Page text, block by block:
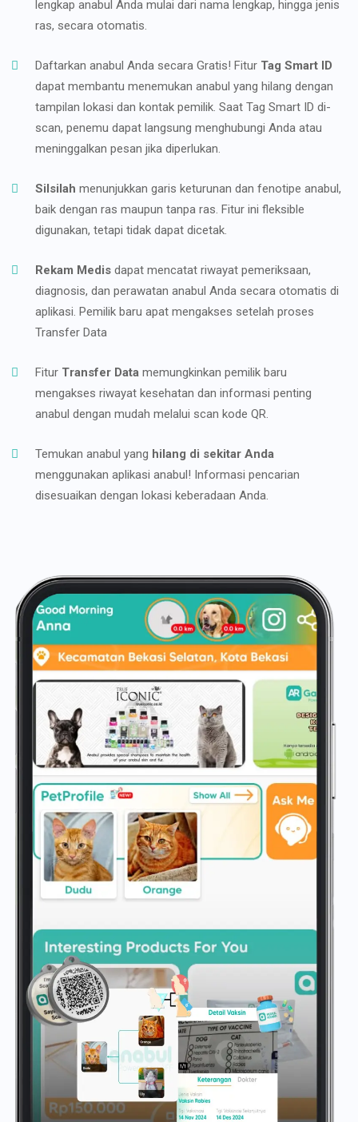
lengkap anabul Anda mulai dari nama lengkap, hingga jenis
ras, secara otomatis.
Daftarkan anabul Anda secara Gratis! Fitur Tag Smart ID
dapat membantu menemukan anabul yang hilang dengan
tampilan lokasi dan kontak pemilik. Saat Tag Smart ID di-
scan, penemu dapat langsung menghubungi Anda atau
meninggalkan pesan jika diperlukan.
Silsilah menunjukkan garis keturunan dan fenotipe anabul,
baik dengan ras maupun tanpa ras. Fitur ini fleksible
digunakan, tetapi tidak dapat dicetak.
Rekam Medis dapat mencatat riwayat pemeriksaan,
diagnosis, dan perawatan anabul Anda secara otomatis di
aplikasi. Pemilik baru apat mengakses setelah proses
Transfer Data
Fitur Transfer Data memungkinkan pemilik baru
mengakses riwayat kesehatan dan informasi penting
anabul dengan mudah melalui scan kode QR.
Temukan anabul yang hilang di sekitar Anda
menggunakan aplikasi anabul! Informasi pencarian
disesuaikan dengan lokasi keberadaan Anda.